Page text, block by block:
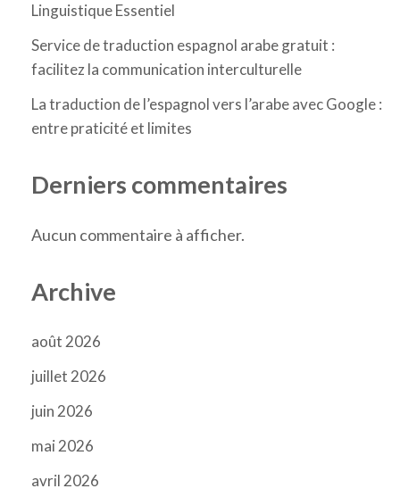
Linguistique Essentiel
Service de traduction espagnol arabe gratuit :
facilitez la communication interculturelle
La traduction de l’espagnol vers l’arabe avec Google :
entre praticité et limites
Derniers commentaires
Aucun commentaire à afficher.
Archive
août 2026
juillet 2026
juin 2026
mai 2026
avril 2026